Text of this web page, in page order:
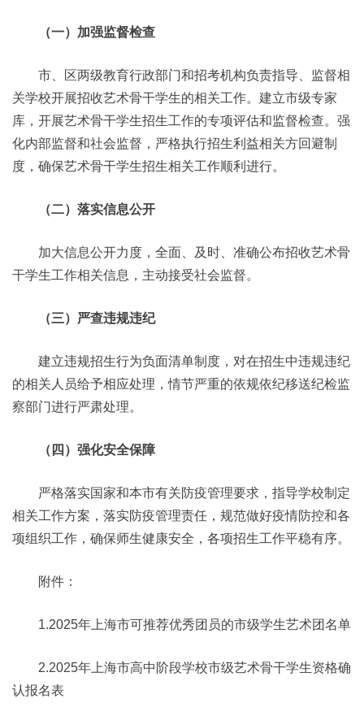
（一）加强监督检查
市、区两级教育行政部门和招考机构负责指导、监督相
关学校开展招收艺术骨干学生的相关工作。建立市级专家
库，开展艺术骨干学生招生工作的专项评估和监督检查。强
化内部监督和社会监督，严格执行招生利益相关方回避制
度，确保艺术骨干学生招生相关工作顺利进行。
（二）落实信息公开
加大信息公开力度，全面、及时、准确公布招收艺术骨
干学生工作相关信息，主动接受社会监督。
（三）严查违规违纪
建立违规招生行为负面清单制度，对在招生中违规违纪
的相关人员给予相应处理­，情节严重的依规依纪移送纪检监
察部门进行严肃处理。
（四）强化安全保障
严格落实国家和本市有关防疫管理要求，指导学校制定
相关工作方案，落实防疫管理责任，规范做好疫情防控和各
项组织工作，确保师生健康安全，各项招生工作平稳有序。
附件：
1.2025年上海市可推荐优秀团员的市级学生艺术团名单
2.2025年上海市高中阶段学校市级艺术骨干学生资格确
认报名表